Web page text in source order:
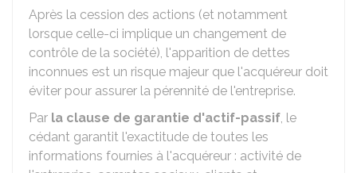
Après la cession des actions (et notamment
lorsque celle-ci implique un changement de
contrôle de la société), l'apparition de dettes
inconnues est un risque majeur que l'acquéreur doit
éviter pour assurer la pérennité de l'entreprise.
Par la clause de garantie d'actif-passif, le
cédant garantit l'exactitude de toutes les
informations fournies à l'acquéreur : activité de